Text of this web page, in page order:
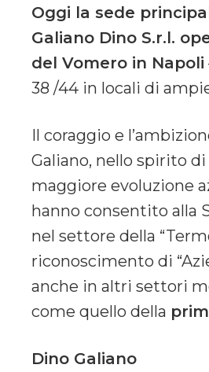
Oggi la sede
Galiano Dino S.r.l.
del Vomero in Napoli
38 /44 in locali di
Il coraggio e
Galiano, nello spirito
maggiore evoluzione
hanno consentito alla
nel settore della
riconoscimento di
anche in altri settori
come quello della
Dino Galiano